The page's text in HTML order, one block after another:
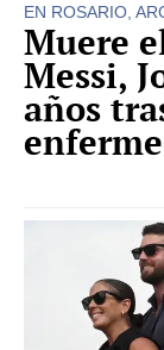
EN ROSARIO,
Muere
Messi,
años